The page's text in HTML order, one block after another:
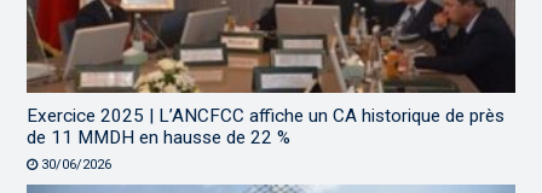
Exercice 2025 | L’ANCFCC affiche un CA historique de près
de 11 MMDH en hausse de 22 %
30/06/2026